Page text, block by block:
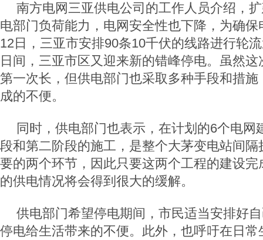
南方电网三亚供电公司的工作人员介绍，
电部门负荷能力，电网安全性也下降，为确
12日，三亚市安排90条10千伏的线路进行轮
日间，三亚市区又迎来新的错峰停电。虽然
第一次长，但供电部门也采取多种手段和措
成的不便。
同时，供电部门也表示，在计划的6个电网
段和第二阶段的施工，是整个大茅变电站间
要的两个环节，因此只要这两个工程的建设
的供电情况将会得到很大的缓解。
供电部门希望停电期间，市民适当安排好
停电给生活带来的不便。此外，也呼吁在日